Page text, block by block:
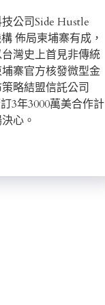
公司Side Hustle
佈局柬埔寨有成，
灣史上首見非傳統
寨官方核發微型金
略結盟信託公司
3年3000萬美合作計
心。